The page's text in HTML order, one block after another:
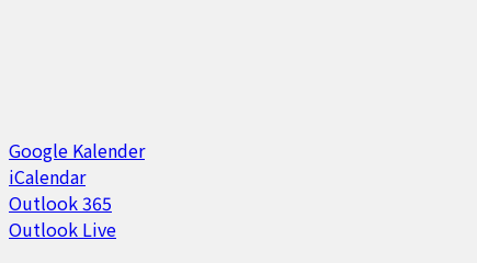
Google Kalender
iCalendar
Outlook 365
Outlook Live